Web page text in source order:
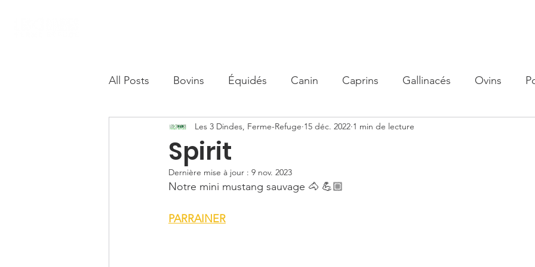
All Posts Bovins Équidés Canin Caprins Gallinacés Ovins
Camélidés
Spirit
Les 3 Dindes, Ferme-Refuge 15 déc. 2022 1 min de lecture
Dernière mise à jour : 9 nov. 2023
Notre mini mustang sauvage 🐴 💪🏼
PARRAINER